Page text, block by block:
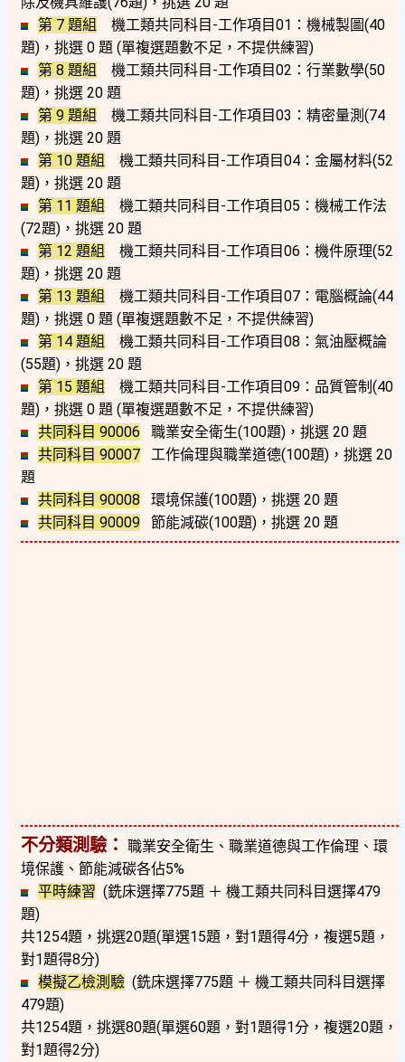
第 7 題組
機工類共同科目-工作項目01：機械製圖(40
題)，挑選 0 題 (單複選題數不足，不提供練習)
第 8 題組
機工類共同科目-工作項目02：行業數學(50
題)，挑選 20 題
第 9 題組
機工類共同科目-工作項目03：精密量測(74
題)，挑選 20 題
第 10 題組
機工類共同科目-工作項目04：金屬材料(52
題)，挑選 20 題
第 11 題組
機工類共同科目-工作項目05：機械工作法
(72題)，挑選 20 題
第 12 題組
機工類共同科目-工作項目06：機件原理(52
題)，挑選 20 題
第 13 題組
機工類共同科目-工作項目07：電腦概論(44
題)，挑選 0 題 (單複選題數不足，不提供練習)
第 14 題組
機工類共同科目-工作項目08：氣油壓概論
(55題)，挑選 20 題
第 15 題組
機工類共同科目-工作項目09：品質管制(40
題)，挑選 0 題 (單複選題數不足，不提供練習)
共同科目 90006
職業安全衛生(100題)，挑選 20 題
共同科目 90007
工作倫理與職業道德(100題)，挑選 20
題
共同科目 90008
環境保護(100題)，挑選 20 題
共同科目 90009
節能減碳(100題)，挑選 20 題
不分類測驗： 職業安全衛生、職業道德與工作倫理、環
境保護、節能減碳各佔5%
平時練習 (銑床選擇775題 ＋ 機工類共同科目選擇479
題)
共1254題，挑選20題(單選15題，對1題得4分，複選5題，
對1題得8分)
模擬乙檢測驗(銑床選擇775題 ＋ 機工類共同科目選擇
479題)
共1254題，挑選80題(單選60題，對1題得1分，複選20題，
對1題得2分)